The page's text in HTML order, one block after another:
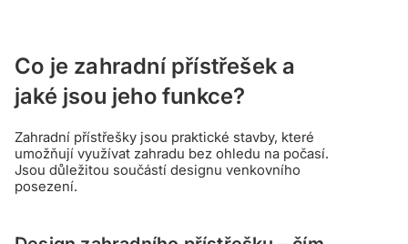
Co je zahradní přístřešek a
jaké jsou jeho funkce?
Zahradní přístřešky jsou praktické stavby, které
umožňují využívat zahradu bez ohledu na počasí.
Jsou důležitou součástí designu venkovního
posezení.